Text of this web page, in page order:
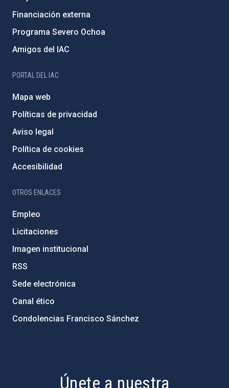
Financiación externa
Programa Severo Ochoa
Amigos del IAC
PORTAL DEL IAC
Mapa web
Políticas de privacidad
Aviso legal
Política de cookies
Accesibilidad
OTROS ENLACES
Empleo
Licitaciones
Imagen institucional
RSS
Sede electrónica
Canal ético
Condolencias Francisco Sánchez
Únete a nuestra